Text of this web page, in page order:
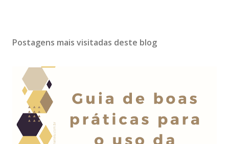
Postagens mais visitadas deste blog